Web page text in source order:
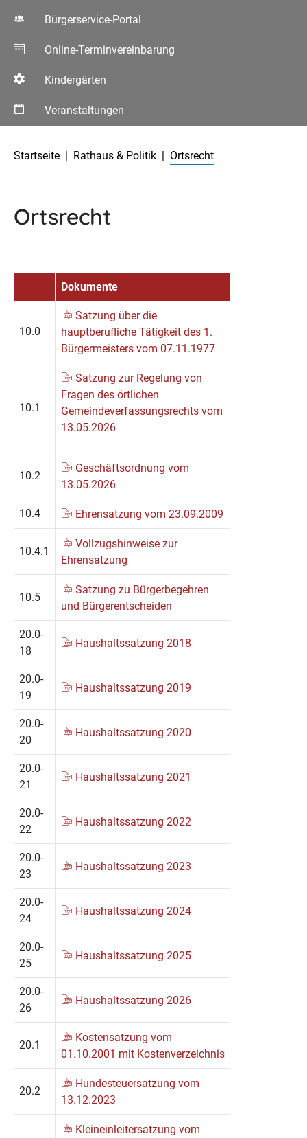
Bürgerservice-Portal
Online-Terminvereinbarung
Kindergärten
Veranstaltungen
Startseite
Rathaus & Politik Ortsrecht
Ortsrecht
Dokumente
10.0
Satzung über die
hauptberufliche Tätigkeit des 1.
Bürgermeisters vom 07.11.1977
10.1
Satzung zur Regelung von
Fragen des örtlichen
Gemeindeverfassungsrechts vom
13.05.2026
10.2
Geschäftsordnung vom
13.05.2026
10.4 Ehrensatzung vom 23.09.2009
10.4.1
Vollzugshinweise zur
Ehrensatzung
10.5
Satzung zu Bürgerbegehren
und Bürgerentscheiden
20.0-
18
Haushaltssatzung 2018
20.0-
19
Haushaltssatzung 2019
20.0-
20
Haushaltssatzung 2020
20.0-
21
Haushaltssatzung 2021
20.0-
22
Haushaltssatzung 2022
20.0-
23
Haushaltssatzung 2023
20.0-
24
Haushaltssatzung 2024
20.0-
25
Haushaltssatzung 2025
20.0-
26
Haushaltssatzung 2026
20.1
Kostensatzung vom
01.10.2001 mit Kostenverzeichnis
20.2
Hundesteuersatzung vom
13.12.2023
Kleineinleitersatzung vom